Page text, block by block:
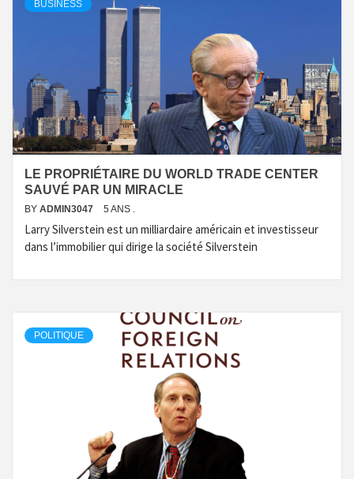
BUSINESS
LE PROPRIÉTAIRE DU WORLD TRADE CENTER
SAUVÉ PAR UN MIRACLE
BY ADMIN3047 5 ANS .
Larry Silverstein est un milliardaire américain et investisseur
dans l’immobilier qui dirige la société Silverstein
POLITIQUE